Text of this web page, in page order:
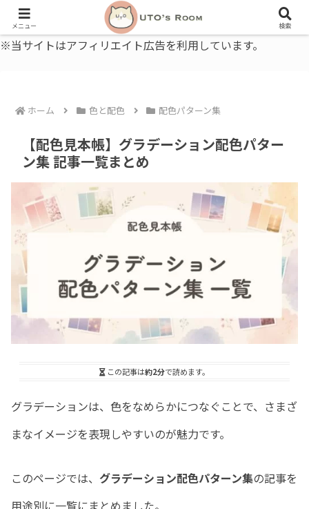
うとの部屋｜毎日に、ちょっと役立つ色と暮らし、健康のこと。
※当サイトはアフィリエイト広告を利用しています。
ホーム 色と配色 配色パターン集
【配色見本帳】グラデーション配色パター
ン集 記事一覧まとめ
この記事は約2分で読めます。
グラデーションは、色をなめらかにつなぐことで、さまざ
まなイメージを表現しやすいのが魅力です。
このページでは、 グラデーション配色パターン集の記事を
用途別に一覧にまとめました。
メニュー 検索